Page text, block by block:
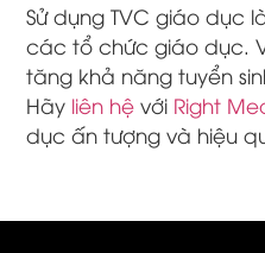
Sử dụng TVC giáo dục
các tổ chức giáo dục.
tăng khả năng tuyển
Hãy liên hệ với Right
dục ấn tượng và hiệu